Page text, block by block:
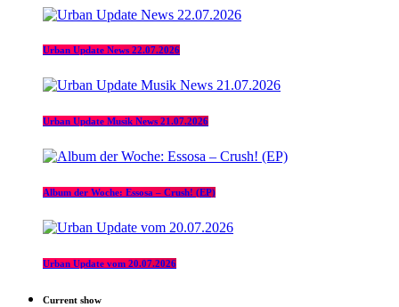
Urban Update News 22.07.2026
Urban Update Musik News 21.07.2026
Album der Woche: Essosa – Crush! (EP)
Urban Update vom 20.07.2026
Current show